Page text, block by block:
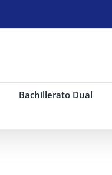
Bachillerato Dual